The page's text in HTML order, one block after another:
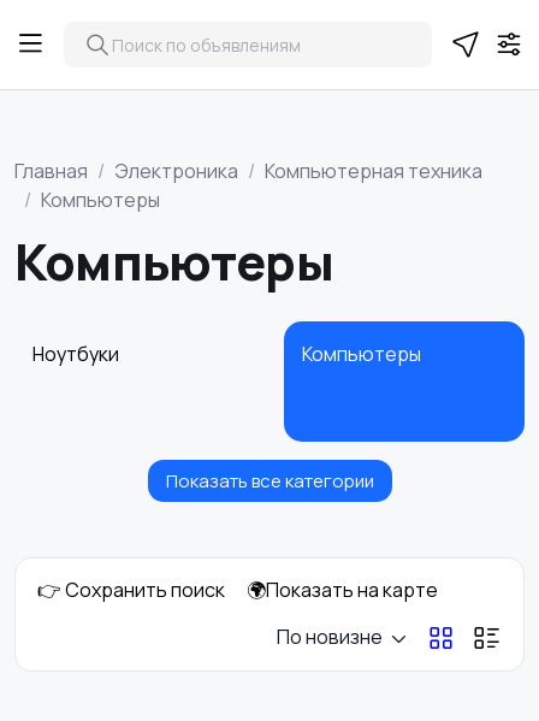
Главная Электроника
Компьютерная техника
Компьютеры
Компьютеры
Ноутбуки Компьютеры
Клавиатуры и мыши
Сетевое
Показать все категории
👉 Сохранить поиск
🌍Показать на карте
По новизне